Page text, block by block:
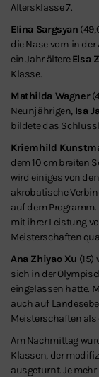
Altersklasse 7.
Elina Sargsyan
die Nase vorn in der
ein Jahr ältereElsa
Klasse.
Mathilda Wagner
Neunjährigen, Isa
bildete das
Kriemhild
dem 10 cm breiten
wird einiges von
akrobatische
auf dem
mit ihrer Leistung
Meisterschaften
Ana Zhiyao Xu (15)
sich in der
eingelassen hatte.
auch auf
Meisterschaften als
Am Nachmittag
Klassen, der
ausgeturnt. Je